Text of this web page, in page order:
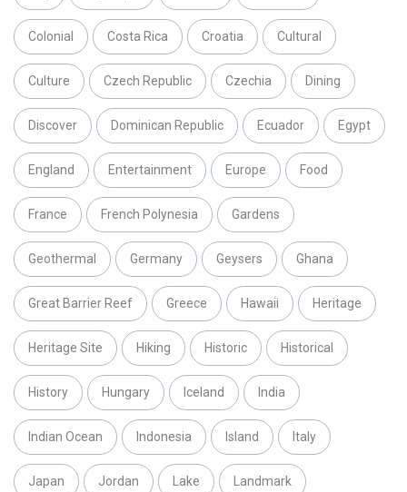
Colonial Costa Rica Croatia Cultural
Culture Czech Republic Czechia Dining
Discover Dominican Republic Ecuador Egypt
England Entertainment Europe Food
France French Polynesia Gardens
Geothermal Germany Geysers Ghana
Great Barrier Reef Greece Hawaii Heritage
Heritage Site Hiking Historic Historical
History Hungary Iceland India
Indian Ocean Indonesia Island Italy
Japan Jordan Lake Landmark